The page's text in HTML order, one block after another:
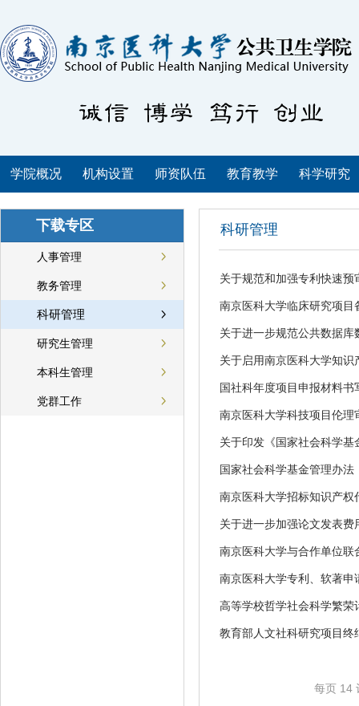
学院概况 机构设置 师资队伍 教育教学 科学研究
下载专区
人事管理
教务管理
科研管理
研究生管理
本科生管理
党群工作
科研管理
关于规范和加强专利快速预
南京医科大学临床研究项目
关于进一步规范公共数据
关于启用南京医科大学知
国社科年度项目申报材料书
南京医科大学科技项目伦理
关于印发《国家社会科学
国家社会科学基金管理办
南京医科大学招标知识产
关于进一步加强论文发表费
南京医科大学与合作单位
南京医科大学专利、软著申
高等学校哲学社会科学繁荣
教育部人文社科研究项目终
每页 14